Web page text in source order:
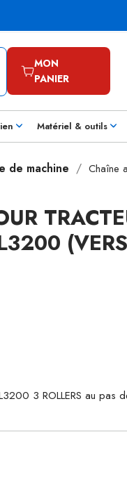
MON
PANIER
Matériel & outils
de machine
Chaîne
3 ROLLERS au pas